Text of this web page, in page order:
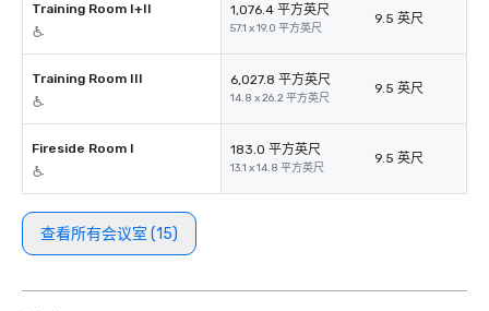
Training Room I+II 1,076.4 平方英尺
57.1 x 19.0 平方英尺
9.5 英尺
Training Room III 6,027.8 平方英尺
14.8 x 26.2 平方英尺
9.5 英尺
Fireside Room I 183.0 平方英尺
13.1 x 14.8 平方英尺
9.5 英尺
查看所有会议室 (15)